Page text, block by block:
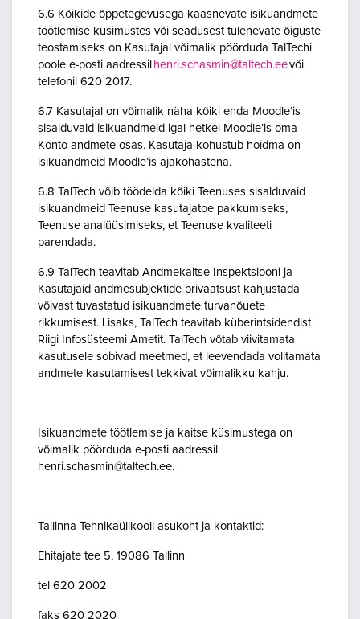
6.6 Kõikide õppetegevusega kaasnevate isikuandmete
töötlemise küsimustes või seadusest tulenevate õiguste
teostamiseks on Kasutajal võimalik pöörduda TalTechi
poole e-posti aadressil henri.schasmin@taltech.eevõi
telefonil 620 2017.
6.7 Kasutajal on võimalik näha kõiki enda Moodle’is
sisalduvaid isikuandmeid igal hetkel Moodle’is oma
Konto andmete osas. Kasutaja kohustub hoidma on
isikuandmeid Moodle’is ajakohastena.
6.8 TalTech võib töödelda kõiki Teenuses sisalduvaid
isikuandmeid Teenuse kasutajatoe pakkumiseks,
Teenuse analüüsimiseks, et Teenuse kvaliteeti
parendada.
6.9 TalTech teavitab Andmekaitse Inspektsiooni ja
Kasutajaid andmesubjektide privaatsust kahjustada
võivast tuvastatud isikuandmete turvanõuete
rikkumisest. Lisaks, TalTech teavitab küberintsidendist
Riigi Infosüsteemi Ametit. TalTech võtab viivitamata
kasutusele sobivad meetmed, et leevendada volitamata
andmete kasutamisest tekkivat võimalikku kahju.
Isikuandmete töötlemise ja kaitse küsimustega on
võimalik pöörduda e-posti aadressil
henri.schasmin@taltech.ee.
Tallinna Tehnikaülikooli asukoht ja kontaktid:
Ehitajate tee 5, 19086 Tallinn
tel 620 2002
faks 620 2020